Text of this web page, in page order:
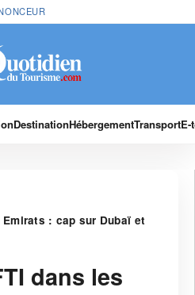
DestinationHébergementTransport
: cap sur Dubaï et
dans les